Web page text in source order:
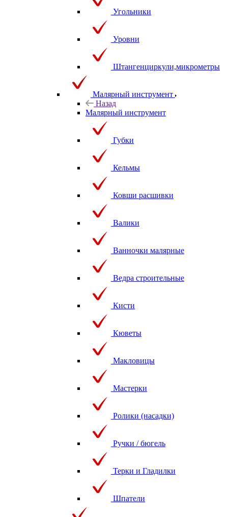
Угольники
Уровни
Штангенциркули,микрометры
Малярный инструмент
Назад
Малярный инструмент
Губки
Кельмы
Ковши расшивки
Валики
Ванночки малярные
Ведра строительные
Кисти
Кюветы
Макловицы
Мастерки
Ролики (насадки)
Ручки / бюгель
Терки и Гладилки
Шпатели